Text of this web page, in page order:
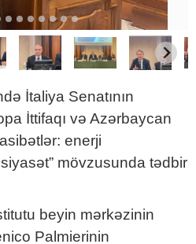
İtaliya Senatının
İttifaqı və Azərbaycan
enerji
mövzusunda tədbir
beyin mərkəzinin
Palmierinin